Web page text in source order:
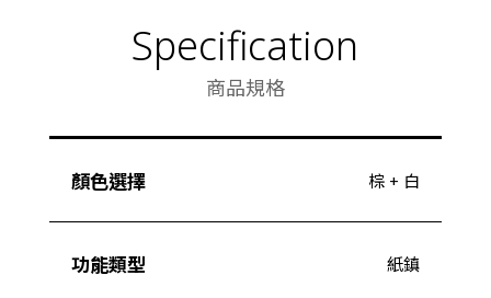
Specification
商品規格
顏色選擇 棕 + 白
功能類型 紙鎮